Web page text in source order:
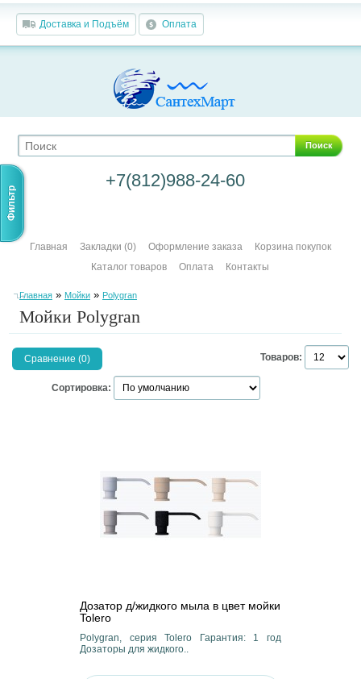
Доставка и Подъём Оплата
Поиск
+7(812)988-24-60
Главная Закладки (0) Оформление заказа
Корзина покупок
Каталог товаров
Оплата Контакты
Главная» Мойки» Polygran
Мойки Polygran
Фильтр
Товаров:
Сравнение (0)
Сортировка:
Дозатор д/жидкого мыла в цвет мойки
Tolero
Polygran, серия Tolero Гарантия: 1 год
Дозаторы для жидкого..